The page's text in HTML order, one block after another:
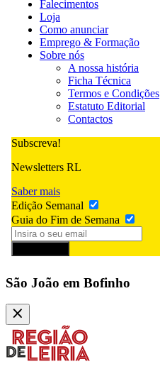
Falecimentos
Loja
Como anunciar
Emprego & Formação
Sobre nós
A nossa história
Ficha Técnica
Termos e Condições
Estatuto Editorial
Contactos
Subscreva!
Newsletters RL
Saber mais
Edição Semanal
Guia do Fim de Semana
São João em Bofinho